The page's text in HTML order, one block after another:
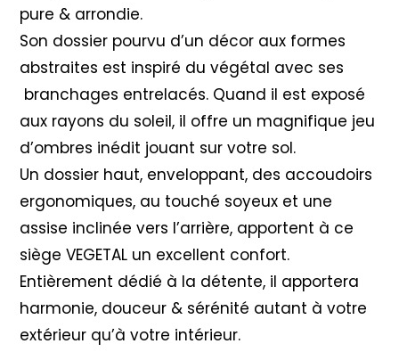
pure & arrondie.
Son dossier pourvu d’un décor aux formes
abstraites est inspiré du végétal avec ses
branchages entrelacés. Quand il est exposé
aux rayons du soleil, il offre un magnifique jeu
d’ombres inédit jouant sur votre sol.
Un dossier haut, enveloppant, des accoudoirs
ergonomiques, au touché soyeux et une
assise inclinée vers l’arrière, apportent à ce
siège VEGETAL un excellent confort.
Entièrement dédié à la détente, il apportera
harmonie, douceur & sérénité autant à votre
extérieur qu’à votre intérieur.